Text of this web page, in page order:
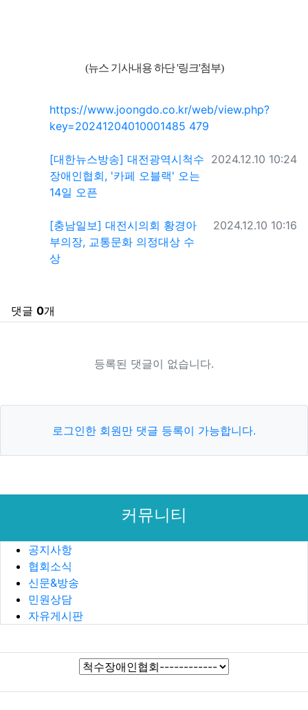
(뉴스 기사내용 하단 '링크'첨부)
관련자료https://www.joongdo.co.kr/web/view.php?
key=20241204010001485 479
[대한뉴스방송] 대전광역시척수
장애인협회, '카페 오블랙' 오는
14일 오픈
작성일
2024.12.10 10:24
[충남일보] 대전시의회 황경아
부의장, 교통문화 의정대상 수
상
작성일
2024.12.10 10:16
댓글 0개
등록된 댓글이 없습니다.
로그인한 회원만 댓글 등록이 가능합니다.
커뮤니티
공지사항
협회소식
신문&방송
민원상담
자유게시판